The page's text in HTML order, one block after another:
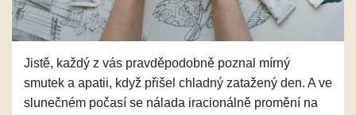
Jistě, každý z vás pravděpodobně poznal mírný
smutek a apatii, když přišel chladný zatažený den. A ve
slunečném počasí se nálada iracionálně promění na